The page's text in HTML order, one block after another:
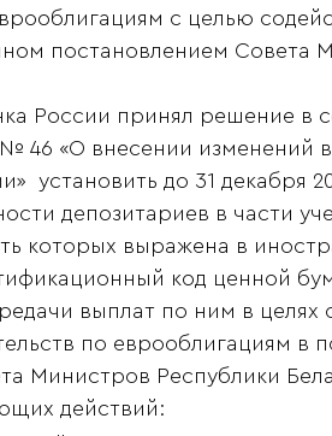
с целью
постановлением Совета
России принял решение в
46 «О внесении изменений
установить до 31 декабря
депозитариев в части
которых выражена в
код ценной
выплат по ним в
по еврооблигациям в
Министров Республики
действий: